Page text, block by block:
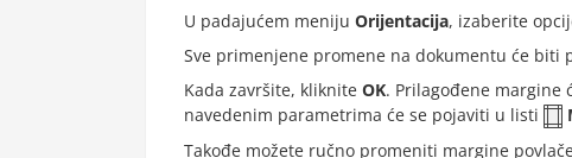
U padajućem meniju Orijentacija, izaberite
Sve primenjene promene na dokumentu će biti
Kada završite, kliknite OK. Prilagođene
navedenim parametrima će se pojaviti u listi
Takođe možete ručno promeniti margine